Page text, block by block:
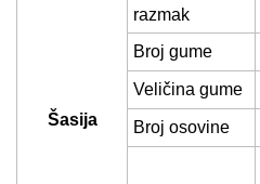
Šasija
razmak
Broj gume
Veličina gume
Broj osovine